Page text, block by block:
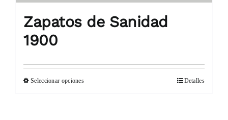
Zapatos de Sanidad
1900
Seleccionar opcionesEste
Detalles